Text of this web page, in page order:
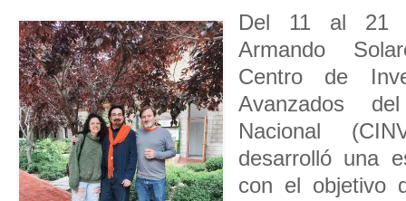
Del 11 al 21
Armando
Centro de
Avanzados
Nacional
desarrolló una
con el objetivo